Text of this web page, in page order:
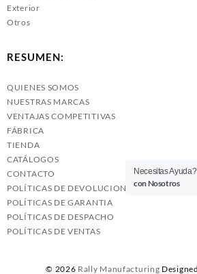
Exterior
Otros
RESUMEN:
QUIENES SOMOS
NUESTRAS MARCAS
VENTAJAS COMPETITIVAS
FÁBRICA
TIENDA
CATÁLOGOS
CONTACTO
POLÍTICAS DE DEVOLUCIONES
POLÍTICAS DE GARANTIA
POLÍTICAS DE DESPACHO
POLÍTICAS DE VENTAS
© 2026 Rally Manufacturing
Necesitas Ayuda?
con Nosotros